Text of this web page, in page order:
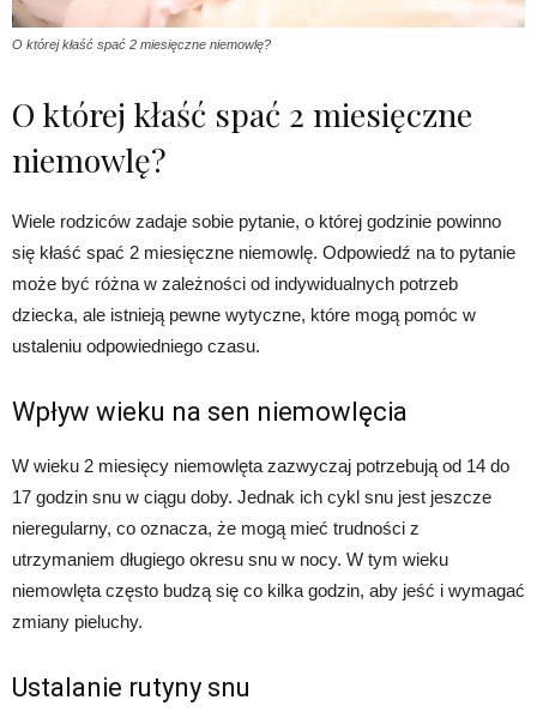
O której kłaść spać 2 miesięczne niemowlę?
O której kłaść spać 2 miesięczne
niemowlę?
Wiele rodziców zadaje sobie pytanie, o której godzinie powinno
się kłaść spać 2 miesięczne niemowlę. Odpowiedź na to pytanie
może być różna w zależności od indywidualnych potrzeb
dziecka, ale istnieją pewne wytyczne, które mogą pomóc w
ustaleniu odpowiedniego czasu.
Wpływ wieku na sen niemowlęcia
W wieku 2 miesięcy niemowlęta zazwyczaj potrzebują od 14 do
17 godzin snu w ciągu doby. Jednak ich cykl snu jest jeszcze
nieregularny, co oznacza, że mogą mieć trudności z
utrzymaniem długiego okresu snu w nocy. W tym wieku
niemowlęta często budzą się co kilka godzin, aby jeść i wymagać
zmiany pieluchy.
Ustalanie rutyny snu